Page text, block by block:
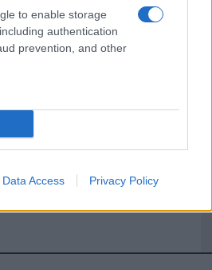
to enable storage
authentication
prevention, and other
Data Access Privacy Policy
Cabras